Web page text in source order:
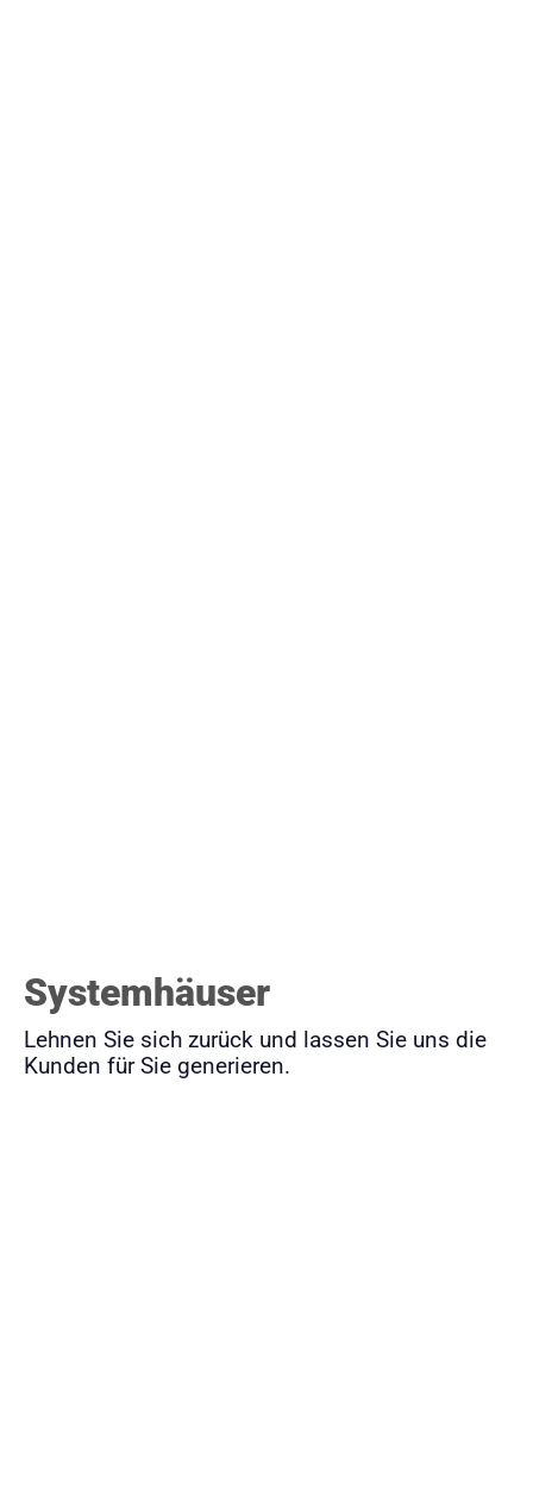
Systemhäuser
Lehnen Sie sich zurück und lassen Sie uns die
Kunden für Sie generieren.